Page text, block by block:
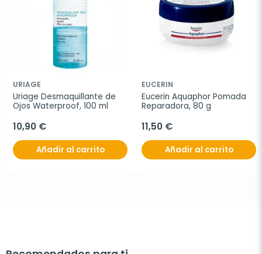
URIAGE
Uriage Desmaquillante de
Ojos Waterproof, 100 ml
10,90 €
Añadir al carrito
EUCERIN
Eucerin Aquaphor Pomada
Reparadora, 80 g
11,50 €
Añadir al carrito